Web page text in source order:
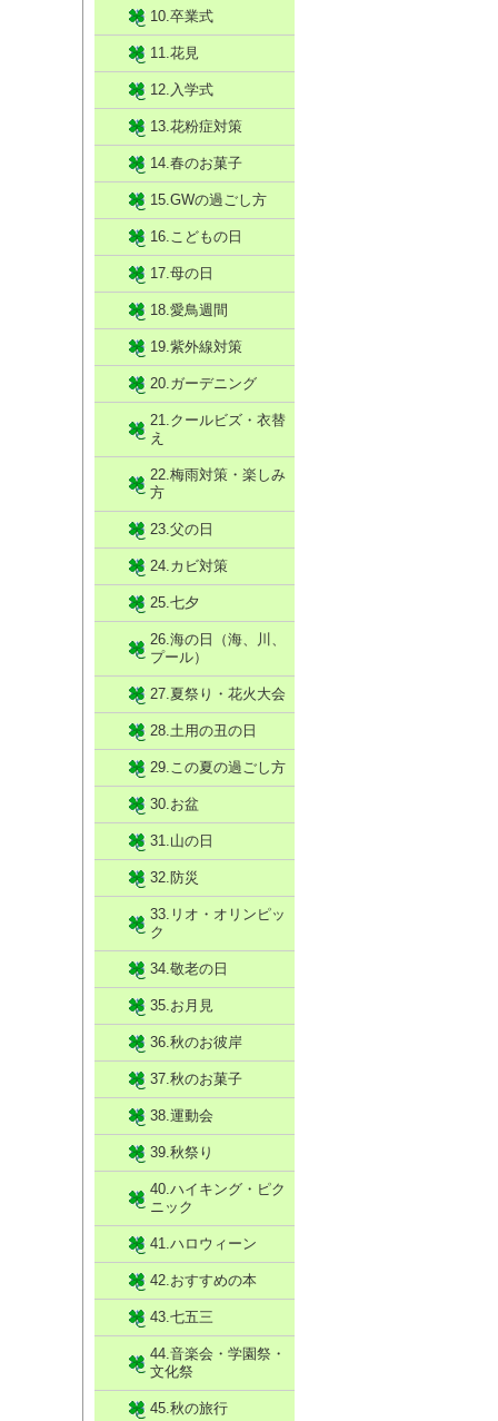
10.卒業式
11.花見
12.入学式
13.花粉症対策
14.春のお菓子
15.GWの過ごし方
16.こどもの日
17.母の日
18.愛鳥週間
19.紫外線対策
20.ガーデニング
21.クールビズ・衣替
え
22.梅雨対策・楽しみ
方
23.父の日
24.カビ対策
25.七夕
26.海の日（海、川、
プール）
27.夏祭り・花火大会
28.土用の丑の日
29.この夏の過ごし方
30.お盆
31.山の日
32.防災
33.リオ・オリンピッ
ク
34.敬老の日
35.お月見
36.秋のお彼岸
37.秋のお菓子
38.運動会
39.秋祭り
40.ハイキング・ピク
ニック
41.ハロウィーン
42.おすすめの本
43.七五三
44.音楽会・学園祭・
文化祭
45.秋の旅行